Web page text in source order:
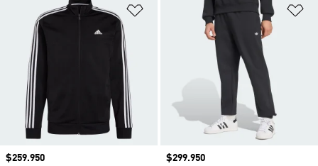
Añadir a la lista de deseos
Precio
$259.950
Precio
$299.950